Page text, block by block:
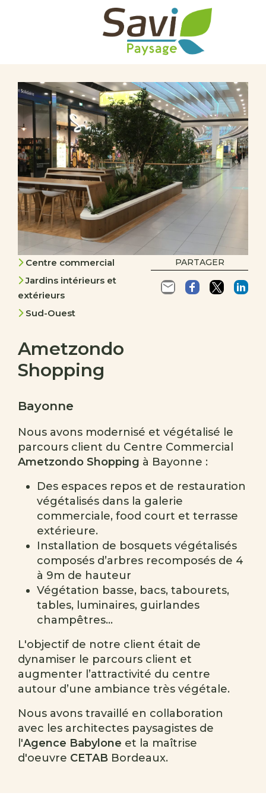
PARTAGER
Centre commercial
Jardins intérieurs et
extérieurs
Sud-Ouest
Ametzondo
Shopping
Bayonne
Nous avons modernisé et végétalisé le
parcours client du Centre Commercial
Ametzondo Shopping à Bayonne :
Des espaces repos et de restauration
végétalisés dans la galerie
commerciale, food court et terrasse
extérieure.
Installation de bosquets végétalisés
composés d’arbres recomposés de 4
à 9m de hauteur
Végétation basse, bacs, tabourets,
tables, luminaires, guirlandes
champêtres...
L'objectif de notre client était de
dynamiser le parcours client et
augmenter l’attractivité du centre
autour d’une ambiance très végétale.
Nous avons travaillé en collaboration
avec les architectes paysagistes de
l'Agence Babylone et la maîtrise
d'oeuvre CETAB Bordeaux.